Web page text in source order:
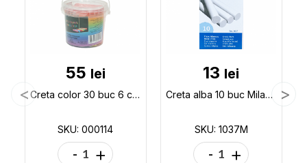
55 lei
Creta color 30 buc 6 culori scolara Elegant 000114
SKU: 000114
- +
13 lei
Creta alba 10 buc Milan 1037M
SKU: 1037M
- +